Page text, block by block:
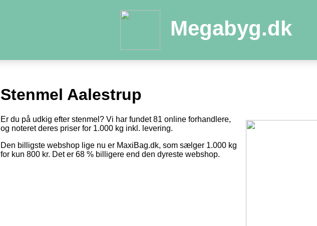
Megabyg.dk
Stenmel Aalestrup
Er du på udkig efter stenmel? Vi har fundet 81 online forhandlere,
og noteret deres priser for 1.000 kg inkl. levering.
Den billigste webshop lige nu er MaxiBag.dk, som sælger 1.000 kg
for kun 800 kr. Det er 68 % billigere end den dyreste webshop.